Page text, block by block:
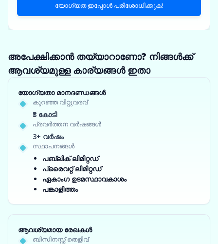
യോഗ്യത ഇപ്പോൾ പരിശോധിക്കുക!
അപേക്ഷിക്കാൻ തയ്യാറാണോ? നിങ്ങൾക്ക്
ആവശ്യമുള്ള കാര്യങ്ങൾ ഇതാ
യോഗ്യതാ മാനദണ്ഡങ്ങൾ
കുറഞ്ഞ വിറ്റുവരവ്
₹3 കോടി
പ്രവർത്തന വർഷങ്ങൾ
3+ വർഷം
സ്ഥാപനങ്ങൾ
പബ്ലിക് ലിമിറ്റഡ്
പ്രൈവറ്റ് ലിമിറ്റഡ്
ഏകാംഗ ഉടമസ്ഥാവകാശം
പങ്കാളിത്തം
ആവശ്യമായ രേഖകൾ
ബിസിനസ്സ് തെളിവ്